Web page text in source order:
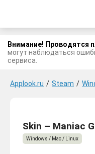
Внимание! Проводятся
могут наблюдаться
сервиса.
Applook.ru / Steam /
Skin – Maniac
Windows / Mac / Linux